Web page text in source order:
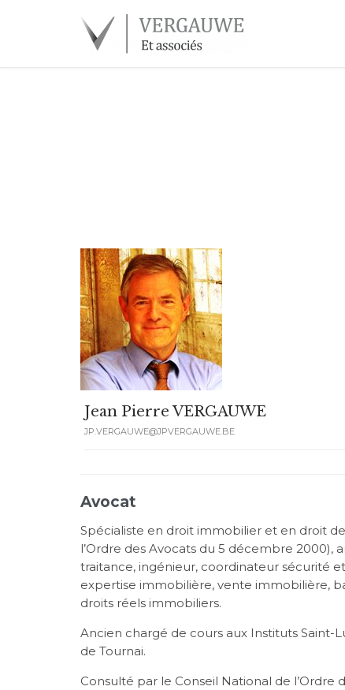
Jean Pierre VERGAUWE
JP.VERGAUWE@JPVERGAUWE.BE
Avocat
Spécialiste en droit immobilier et en droit
l’Ordre des Avocats du 5 décembre 2000),
traitance, ingénieur, coordinateur sécurité
expertise immobilière, vente immobilière,
droits réels immobiliers.
Ancien chargé de cours aux Instituts Saint-
de Tournai.
Consulté par le Conseil National de